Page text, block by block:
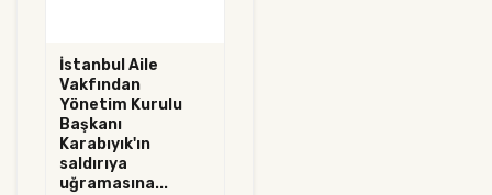
İstanbul Aile
Vakfından
Yönetim Kurulu
Başkanı
Karabıyık'ın
saldırıya
uğramasına...